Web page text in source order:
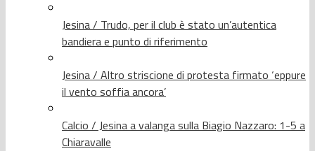
Jesina / Trudo, per il club è stato un’autentica
bandiera e punto di riferimento
Jesina / Altro striscione di protesta firmato ‘eppure
il vento soffia ancora’
Calcio / Jesina a valanga sulla Biagio Nazzaro: 1-5 a
Chiaravalle